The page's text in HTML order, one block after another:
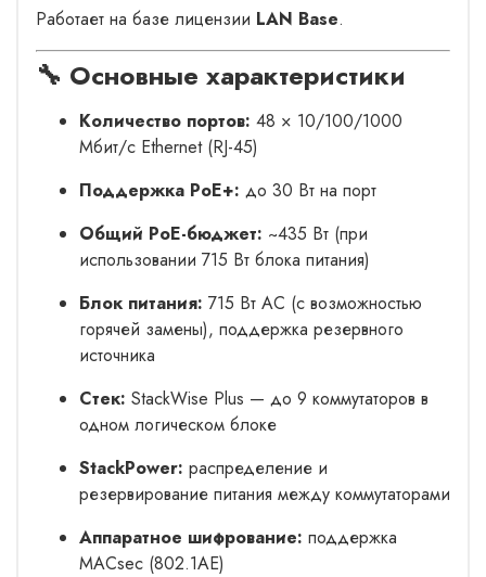
Работает на базе лицензии LAN Base.
🔧 Основные характеристики
Количество портов: 48 × 10/100/1000
Мбит/с Ethernet (RJ-45)
Поддержка PoE+: до 30 Вт на порт
Общий PoE-бюджет: ~435 Вт (при
использовании 715 Вт блока питания)
Блок питания: 715 Вт AC (с возможностью
горячей замены), поддержка резервного
источника
Стек: StackWise Plus — до 9 коммутаторов в
одном логическом блоке
StackPower: распределение и
резервирование питания между коммутаторами
Аппаратное шифрование: поддержка
MACsec (802.1AE)